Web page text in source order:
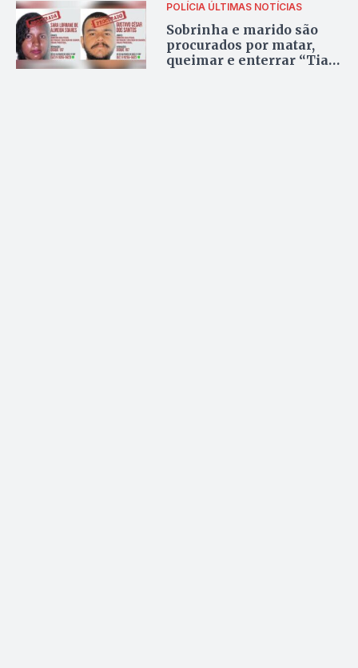
POLÍCIA ÚLTIMAS NOTÍCIAS
Sobrinha e marido são
procurados por matar,
queimar e enterrar “Tia